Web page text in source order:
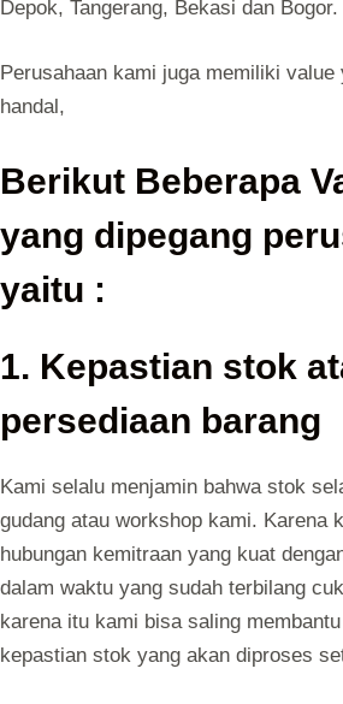
Depok, Tangerang, Bekasi dan Bogor.
Perusahaan kami juga memiliki value
handal,
Berikut Beberapa
yang dipegang
yaitu :
1. Kepastian stok
persediaan barang
Kami selalu menjamin bahwa stok
gudang atau workshop kami. Karena
hubungan kemitraan yang kuat
dalam waktu yang sudah terbilang
karena itu kami bisa saling
kepastian stok yang akan diproses